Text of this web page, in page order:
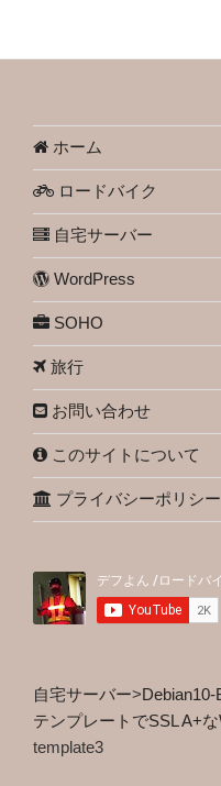
ホーム
ロードバイク
自宅サーバー
WordPress
SOHO
旅行
お問い合わせ
このサイトについて
プライバシーポリシー
自宅サーバー>Debian10-
テンプレートでSSL A+
template3